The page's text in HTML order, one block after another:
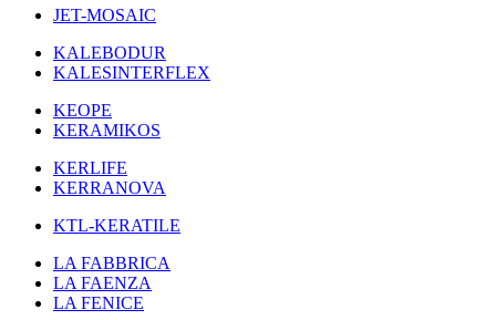
JET-MOSAIC
KALEBODUR
KALESINTERFLEX
KEOPE
KERAMIKOS
KERLIFE
KERRANOVA
KTL-KERATILE
LA FABBRICA
LA FAENZA
LA FENICE